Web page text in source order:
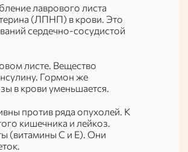
лаврового листа
(ЛПНП) в крови. Это
сердечно-сосудистой
листе. Вещество
Гормон же
в крови уменьшается.
против ряда опухолей. К
кишечника и лейкоз.
(витамины С и Е). Они